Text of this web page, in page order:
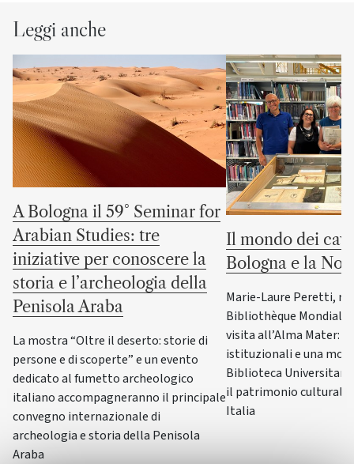
Leggi anche
A Bologna il 59° Seminar for
Arabian Studies: tre
iniziative per conoscere la
storia e l’archeologia della
Penisola Araba
La mostra “Oltre il deserto: storie di
persone e di scoperte” e un evento
dedicato al fumetto archeologico
italiano accompagneranno il principale
convegno internazionale di
archeologia e storia della Penisola
Araba
Il mondo dei
Bologna e la
Marie-Laure Peretti,
Bibliothèque Mondiale
visita all’Alma Mater:
istituzionali e una
Biblioteca
il patrimonio culturale
Italia